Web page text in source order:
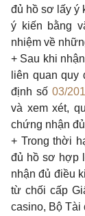
đủ hồ sơ lấy ý
ý kiến bằng
nhiệm về
+ Sau khi
liên quan
định số03/
và xem xét,
chứng nhận
+ Trong thời
đủ hồ sơ hợp
nhận đủ điều
từ chối cấp
casino, Bộ Tài